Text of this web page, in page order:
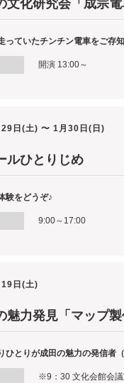
文化研究会「成宗電
っていたチンチン電車をご存
開演 13:00～
日(土) 〜 1月30日(日)
ルひとりじめ
験をどうぞ♪
9:00～17:00
日(土)
魅力発見「マップ製
ひとりが成田の魅力の発信者
※9：30 文化会館会議